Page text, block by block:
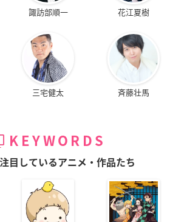
諏訪部順一 花江夏樹
三宅健太 斉藤壮馬
KEYWORDS
目しているアニメ・作品たち